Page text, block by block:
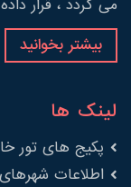
می گردد ، قرار
بیشتر بخوانید
لینک ها
پکیج های تور
اطلاعات شهرهای